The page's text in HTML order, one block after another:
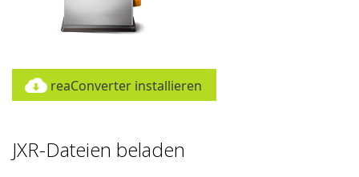
reaConverter installieren
JXR-Dateien beladen